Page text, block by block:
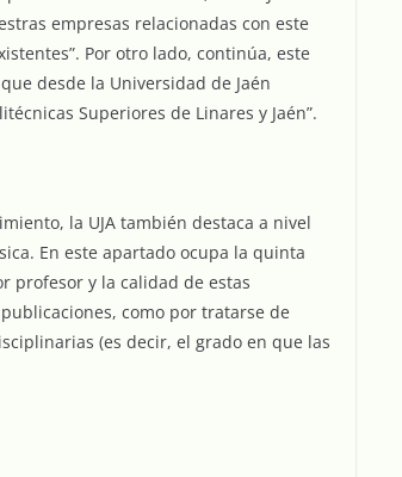
empresas relacionadas con este
Por otro lado, continúa, este
desde la Universidad de Jaén
Superiores de Linares y Jaén”.
la UJA también destaca a nivel
En este apartado ocupa la quinta
profesor y la calidad de estas
como por tratarse de
(es decir, el grado en que las